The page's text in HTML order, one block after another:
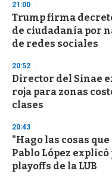
21:00
Trump firma
de ciudadanía por
de redes sociales
20:52
Director del Sinae
roja para zonas
clases
20:43
"Hago las cosas
Pablo López
playoffs de la LUB